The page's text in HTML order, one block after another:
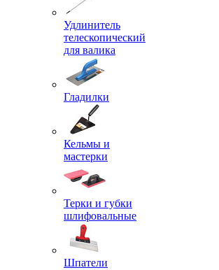
Удлинитель
телескопический
для валика
Гладилки
Кельмы и
мастерки
Терки и губки
шлифовальные
Шпатели